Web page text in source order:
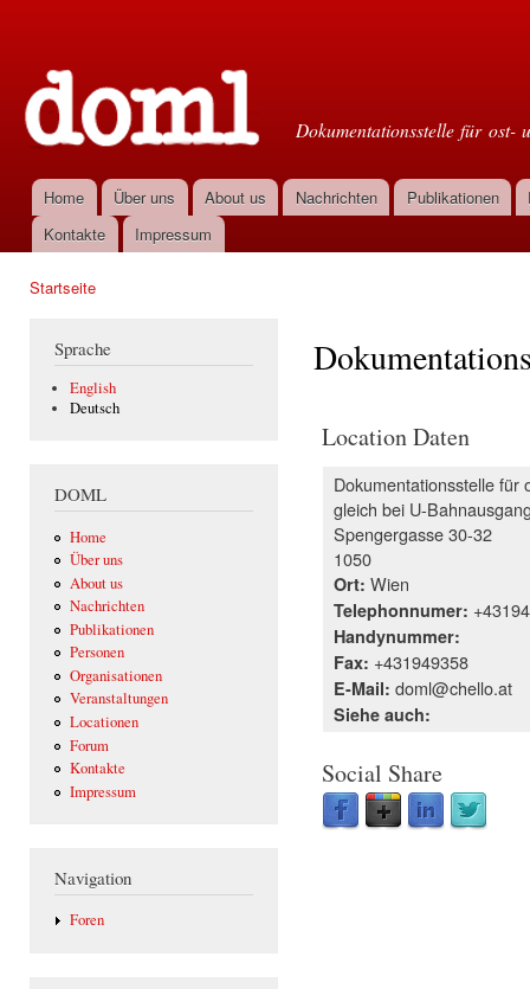
Dokumentationsstelle für ost-
Hauptmenü
Home Über uns About us Nachrichten Publikationen
Kontakte
Impressum
Startseite
Sprache
English
Deutsch
DOML
Home
Über uns
About us
Nachrichten
Publikationen
Personen
Organisationen
Veranstaltungen
Locationen
Forum
Kontakte
Impressum
Navigation
Foren
Location Daten
Dokumentationsstelle für
gleich bei U-
Spengergasse 30-32
1050
Ort: Wien
Telephonnumer:
Handynummer:
Fax: +431949358
E-Mail: doml@chello.at
Siehe auch:
Social Share